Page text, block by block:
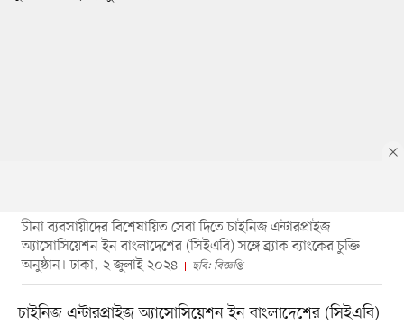
চীনা ব্যবসায়ীদের বিশেষায়িত সেবা দিতে চাইনিজ এন্টারপ্রাইজ
অ্যাসোসিয়েশন ইন বাংলাদেশের (সিইএবি) সঙ্গে ব্র্যাক ব্যাংকের চুক্তি
অনুষ্ঠান। ঢাকা, ২ জুলাই ২০২৪
ছবি: বিজ্ঞপ্তি
চাইনিজ এন্টারপ্রাইজ অ্যাসোসিয়েশন ইন বাংলাদেশের (সিইএবি)